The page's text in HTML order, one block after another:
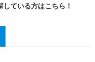
ている方はこちら！